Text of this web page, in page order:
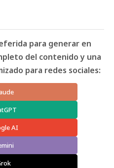
para generar en
del contenido y una
para redes sociales:
AI